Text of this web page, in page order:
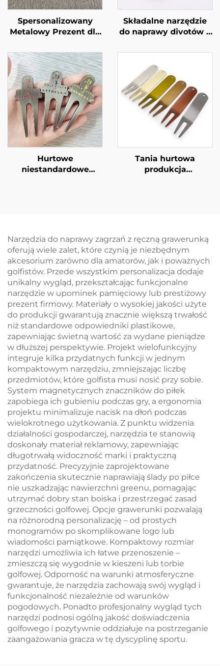
Spersonalizowany
Metalowy Prezent dla
Wykonane Narzędzie
do Naprawy
Oznaczników w Golfa,
Narzędzie do Naprawy
Divot w Golfa z
Imiennym
Grawerowaniem
Składalne narzędzie
do naprawy divotów z
wyskakującym w
kolorze niebieskim i
niestandardowym
metalowym
znacznikiem do pola
golfowego
Hurtowe
niestandardowe
personalizowanym
logo, narzędzie do
divotów z ​​stopu cynku
Tania hurtowa
produkcja
wzmocniony blank do
formy
Narzędzia do naprawy zagrzań z ręczną grawerunką
oferują wiele zalet, które czynią je niezbędnym
akcesorium zarówno dla amatorów, jak i poważnych
golfistów. Przede wszystkim personalizacja dodaje
unikalny wygląd, przekształcając funkcjonalne
narzędzie w upominek pamięciowy lub prestiżowy
prezent firmowy. Materiały o wysokiej jakości użyte
do produkcji gwarantują znacznie większą trwałość
niż standardowe odpowiedniki plastikowe,
zapewniając świetną wartość za wydane pieniądze
w dłuższej perspektywie. Projekt wielofunkcyjny
integruje kilka przydatnych funkcji w jednym
kompaktowym narzędziu, zmniejszając liczbę
przedmiotów, które golfista musi nosić przy sobie.
System magnetycznych znaczników do piłek
zapobiega ich gubieniu podczas gry, a ergonomia
projektu minimalizuje nacisk na dłoń podczas
wielokrotnego użytkowania. Z punktu widzenia
działalności gospodarczej, narzędzia te stanowią
doskonały materiał reklamowy, zapewniając
długotrwałą widoczność marki i praktyczną
przydatność. Precyzyjnie zaprojektowane
zakończenia skutecznie naprawiają ślady po piłce
nie uszkadzając nawierzchni greenu, pomagając
utrzymać dobry stan boiska i przestrzegać zasad
grzeczności golfowej. Opcje grawerunki pozwalają
na różnorodną personalizację – od prostych
monogramów po skomplikowane logo lub
wiadomości pamiątkowe. Kompaktowy rozmiar
narzędzi umożliwia ich łatwe przenoszenie –
zmieszczą się wygodnie w kieszeni lub torbie
golfowej. Odporność na warunki atmosferyczne
gwarantuje, że narzędzia zachowają swój wygląd i
funkcjonalność niezależnie od warunków
pogodowych. Ponadto profesjonalny wygląd tych
narzędzi podnosi ogólną jakość doświadczenia
golfowego i pozytywnie oddziałuje na postrzeganie
zaangażowania gracza w tę dyscyplinę sportu.